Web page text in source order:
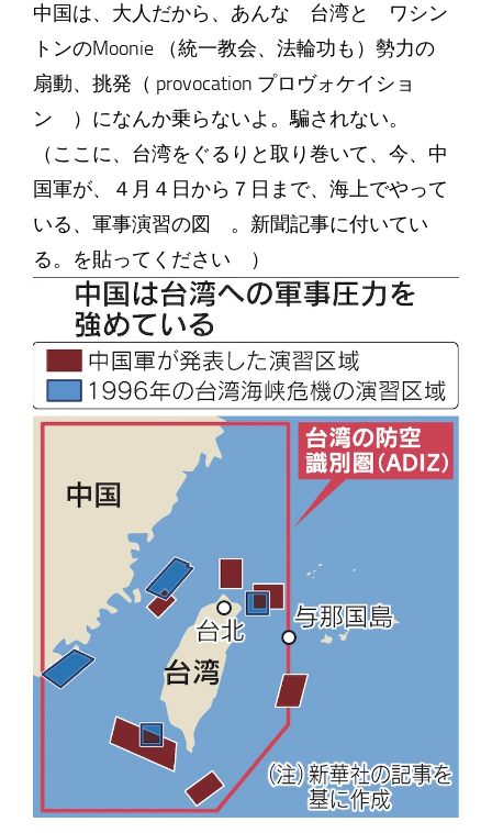
中国は、大人だから、あんな 台湾と ワシン
トンのMoonie （統一教会、法輪功も）勢力の
扇動、挑発（ provocation プロヴォケイショ
ン ）になんか乗らないよ。騙されない。
（ここに、台湾をぐるりと取り巻いて、今、中
国軍が、４月４日から７日まで、海上でやって
いる、軍事演習の図 。新聞記事に付いてい
る。を貼ってください ）